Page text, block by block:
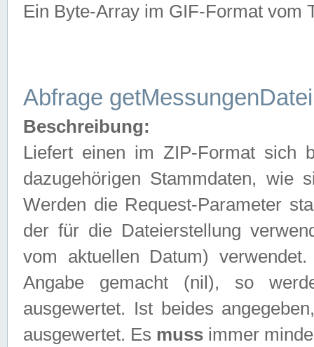
Ein Byte-Array im GIF-Format vom
Abfrage getMessungenDatei
Beschreibung:
Liefert einen im ZIP-Format sich
dazugehörigen Stammdaten, wie
Werden die Request-Parameter
der für die Dateierstellung
vom aktuellen Datum)
Angabe gemacht (nil), so
ausgewertet. Ist beides
ausgewertet. Es muss immer